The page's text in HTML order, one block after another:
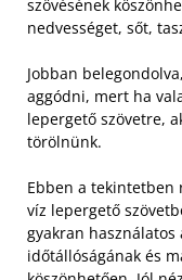
szövésének
nedvességet, sőt,
Jobban
aggódni, mert ha
lepergető szövetre,
törölnünk.
Ebben a tekintetben
víz lepergető
gyakran használatos
időtállóságának és